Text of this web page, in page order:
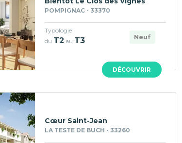
DÉCOUVRIR
POMPIGNAC - 33370
Neuf
Typologie
du T2 au T3
Cœur Saint-Jean
LA TESTE DE BUCH - 33260